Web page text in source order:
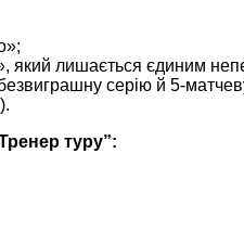
який лишається єдиним
серію й 5-
туру”: